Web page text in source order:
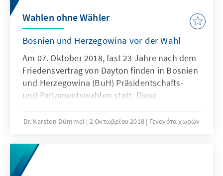
Wahlen ohne Wähler
Bosnien und Herzegowina vor der Wahl
Am 07. Oktober 2018, fast 23 Jahre nach dem
Friedensvertrag von Dayton finden in Bosnien
und Herzegowina (BuH) Präsidentschafts-
und Parlamentswahlen statt. Diese
gesamtstaatlicher Ebene und in beiden
festgeschriebenen Landesteilen durchgeführt.
Dass auch diese Wahlen maßgeblich von
ethnischer Politik bestimmt sind, verwundert
Dr. Karsten Dümmel 2 Οκτωβρίου 2018 Γεγονότα χωρών